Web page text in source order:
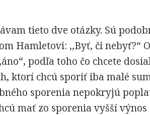
tieto dve otázky. Sú
Hamletovi: ,,Byť, či nebyť?“
podľa toho čo chcete
ktorí chcú sporiť iba malé
sporenia nepokryjú
mať zo sporenia vyšší